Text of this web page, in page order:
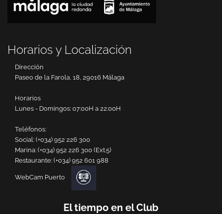
Horarios y Localización
Dirección
Paseo de la Farola, 18, 29016 Málaga
Horarios
Lunes - Domingos: 07:00H a 22:00H
Teléfonos:
Social: (+034) 952 226 300
Marina: (+034) 952 226 300 (Ext.5)
Restaurante: (+034) 952 601 988
WebCam Puerto
El tiempo en el Club